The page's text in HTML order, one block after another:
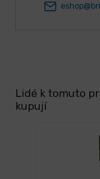
Lidé k tomuto
kupují